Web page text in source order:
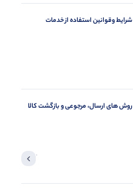
شرایط وقوانین استفاده از خدمات
روش های ارسال، مرجوعی و بازگشت کالا
آخرین